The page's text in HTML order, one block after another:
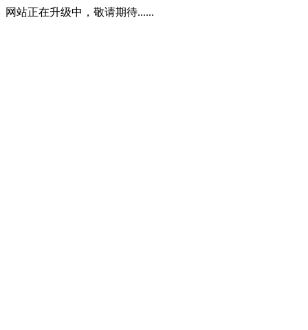
网站正在升级中，敬请期待......